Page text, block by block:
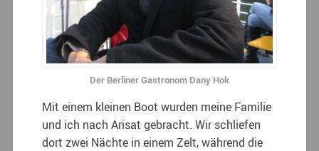
Der Berliner Gastronom Dany Hok
Mit einem kleinen Boot wurden meine Familie
und ich nach Arisat gebracht. Wir schliefen
dort zwei Nächte in einem Zelt, während die